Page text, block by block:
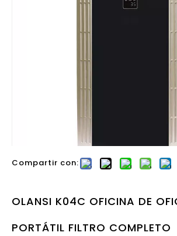
Compartir con:
OLANSI K04C OFICINA DE
PORTÁTIL FILTRO COMPLETO